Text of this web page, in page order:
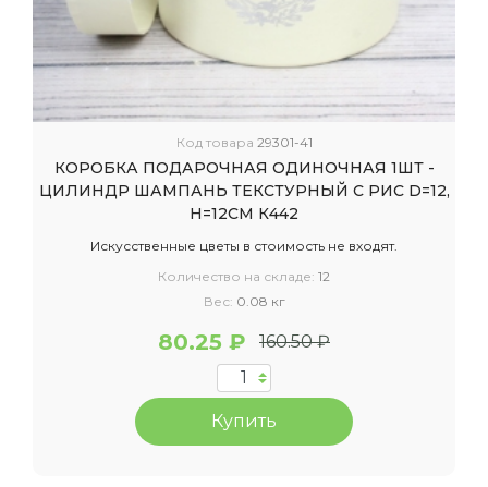
Код товара 29301-41
КОРОБКА ПОДАРОЧНАЯ ОДИНОЧНАЯ 1ШТ -
ЦИЛИНДР ШАМПАНЬ ТЕКСТУРНЫЙ С РИС D=12,
H=12СМ К442
Искусственные цветы в стоимость не входят.
Количество на складе: 12
Вес: 0.08 кг
80.25 ₽ 160.50 ₽
Купить